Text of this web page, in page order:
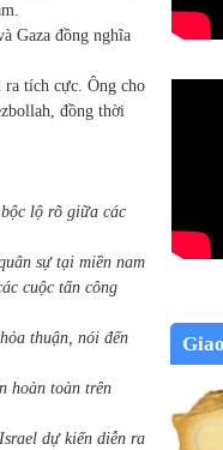
Gaza đồng nghĩa
tích cực. Ông cho
đồng thời
lộ rõ giữa các
sự tại miền nam
cuộc tấn công
thuận, nói đến
hoàn toàn trên
dự kiến diễn ra